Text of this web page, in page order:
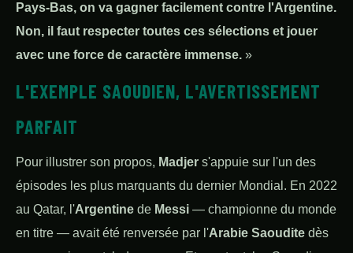
Pays-Bas, on va gagner facilement contre l'Argentine.
Non, il faut respecter toutes ces sélections et jouer
avec une force de caractère immense. »
L'EXEMPLE SAOUDIEN, L'AVERTISSEMENT
PARFAIT
Pour illustrer son propos, Madjer s'appuie sur l'un des
épisodes les plus marquants du dernier Mondial. En 2022
au Qatar, l'Argentine de Messi — championne du monde
en titre — avait été renversée par l'Arabie Saoudite dès